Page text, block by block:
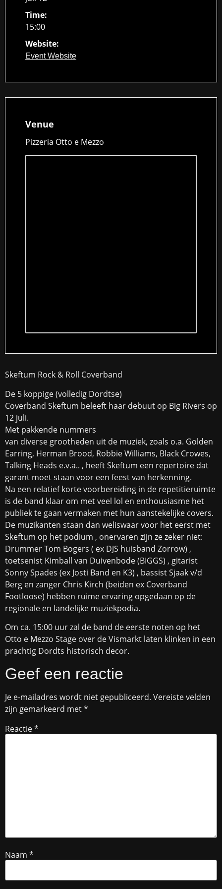
Time:
15:00
Website:
Event Website
Venue
Pizzeria Otto e Mezzo
Skeftum Rock & Roll Coverband
De 5 koppige (volledig Dordtse)
Coverband Skeftum beleeft haar debuut op Big Rivers op
12 juli.
Met pakkende nummers
van diverse grootheden uit de muziek, zoals o.a. Golden
Earring, Herman Brood, Robbie Williams, Black Crowes,
Talking Heads e.v.a.. , heeft Skeftum een repertoire dat
garant moet staan voor een feest van herkenning.
Na een relatief korte voorbereiding in de repetitieruimte
is de band klaar om met veel lol en enthousiasme het
publiek te gaan vermaken met hun aanstekelijke covers.
De muzikanten staan dan weliswaar voor het eerst met
Skeftum op het podium , onervaren zijn ze zeker niet:
Drummer Tom Bogers ( ex DJS huisband Zorrow) ,
toetsenist Kimball van Duivenbode (BIGGS) , gitarist
Sonny Spades (ex Josti Band en K3) , bassist Sjaak v/d
Berg en zanger Chris Kirch (beiden ex Coverband
Footloose) hebben ruime ervaring opgedaan op de
regionale en landelijke muziekpodia.
Om ca. 15:00 uur zal de band de eerste noten op het
Otto e Mezzo Stage over de Vismarkt laten klinken in een
prachtig Dordts historisch decor.
Geef een reactie
Je e-mailadres wordt niet gepubliceerd. Vereiste velden
zijn gemarkeerd met*
Reactie*
Naam *